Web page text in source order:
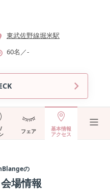
東武佐野線堀米駅
60名 ／-
フェア 基本情報
アクセス
の
場情報